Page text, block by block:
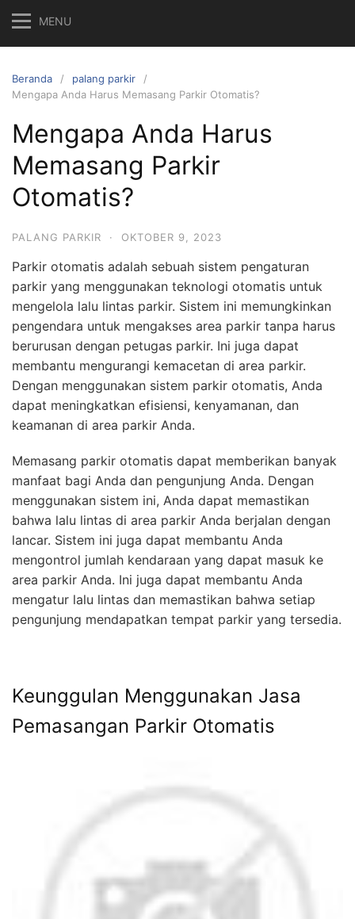
MENU
Beranda
palang parkir
Mengapa Anda Harus Memasang Parkir Otomatis?
Mengapa Anda Harus
Memasang Parkir
Otomatis?
PALANG PARKIR · OKTOBER 9, 2023
Parkir otomatis adalah sebuah sistem pengaturan
parkir yang menggunakan teknologi otomatis untuk
mengelola lalu lintas parkir. Sistem ini memungkinkan
pengendara untuk mengakses area parkir tanpa harus
berurusan dengan petugas parkir. Ini juga dapat
membantu mengurangi kemacetan di area parkir.
Dengan menggunakan sistem parkir otomatis, Anda
dapat meningkatkan efisiensi, kenyamanan, dan
keamanan di area parkir Anda.
Memasang parkir otomatis dapat memberikan banyak
manfaat bagi Anda dan pengunjung Anda. Dengan
menggunakan sistem ini, Anda dapat memastikan
bahwa lalu lintas di area parkir Anda berjalan dengan
lancar. Sistem ini juga dapat membantu Anda
mengontrol jumlah kendaraan yang dapat masuk ke
area parkir Anda. Ini juga dapat membantu Anda
mengatur lalu lintas dan memastikan bahwa setiap
pengunjung mendapatkan tempat parkir yang tersedia.
Keunggulan Menggunakan Jasa
Pemasangan Parkir Otomatis